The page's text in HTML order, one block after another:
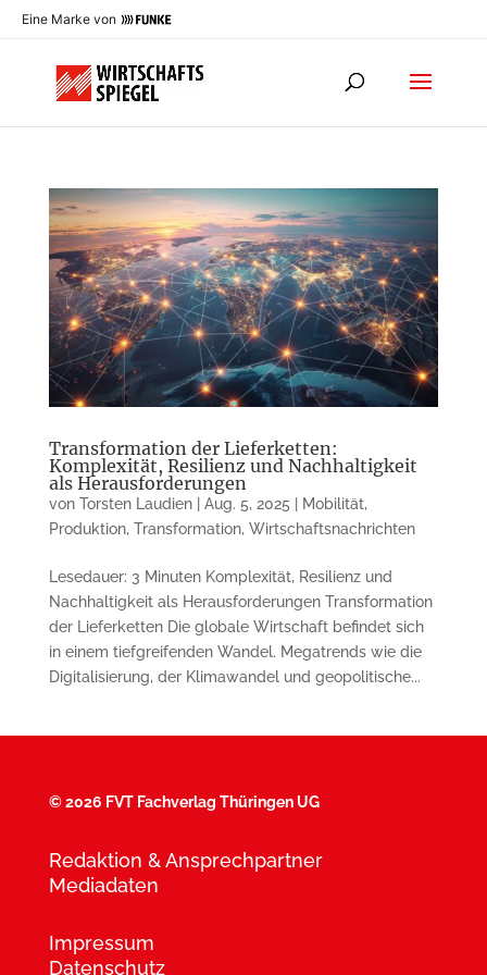
Eine Marke von
Transformation der Lieferketten:
Komplexität, Resilienz und Nachhaltigkeit
als Herausforderungen
von Torsten Laudien| Aug. 5, 2025 Mobilität,
Produktion, Transformation, Wirtschaftsnachrichten
Lesedauer: 3 Minuten Komplexität, Resilienz und
Nachhaltigkeit als Herausforderungen Transformation
der Lieferketten Die globale Wirtschaft befindet sich
in einem tiefgreifenden Wandel. Megatrends wie die
Digitalisierung, der Klimawandel und geopolitische...
©2026 FVT Fachverlag Thüringen UG
Redaktion & Ansprechpartner
Mediadaten
Impressum
Datenschutz